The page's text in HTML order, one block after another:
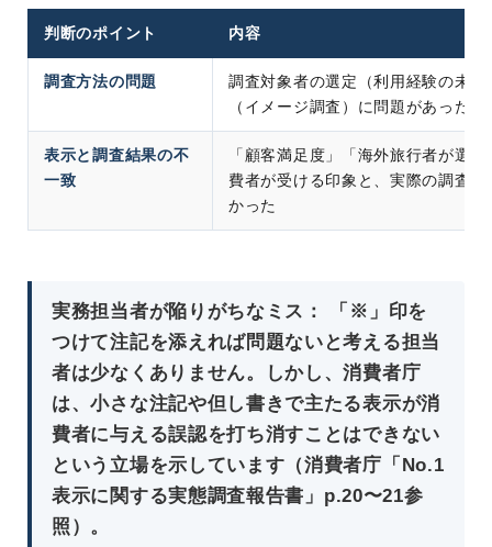
判断のポイント 内容
調査方法の問題
調査対象者の選定（利用経験の未
（イメージ調査）に問題があった
表示と調査結果の不
一致
「顧客満足度」「海外旅行者が選
費者が受ける印象と、実際の調査
かった
実務担当者が陥りがちなミス： 「※」印を
つけて注記を添えれば問題ないと考える担当
者は少なくありません。しかし、消費者庁
は、小さな注記や但し書きで主たる表示が消
費者に与える誤認を打ち消すことはできない
という立場を示しています（消費者庁「 No.1
表示に関する実態調査報告書 」p.20〜21参
照）。